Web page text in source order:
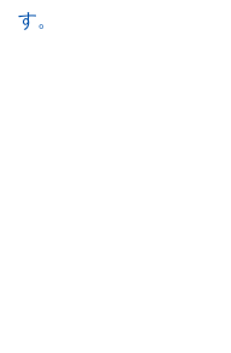
す。